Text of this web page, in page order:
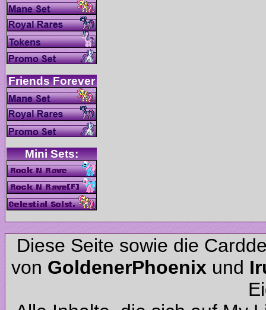
Diese Seite sowie die
von
und